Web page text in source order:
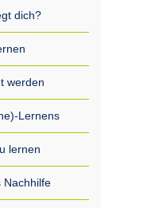
dich?
werden
Lernens
lernen
Nachhilfe